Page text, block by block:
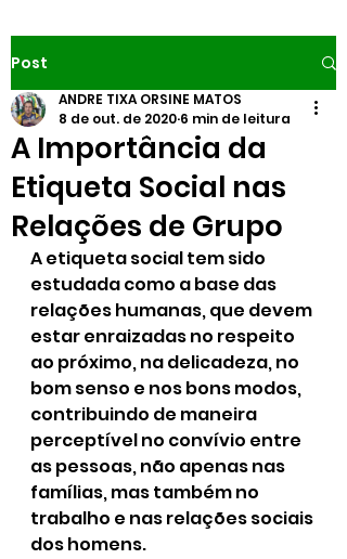
Post
A Importância da
Etiqueta Social nas
Relações de Grupo
ANDRE TIXA ORSINE MATOS
8 de out. de 2020 6 min de leitura
A etiqueta social tem sido
estudada como a base das
relações humanas, que devem
estar enraizadas no respeito
ao próximo, na delicadeza, no
bom senso e nos bons modos,
contribuindo de maneira
perceptível no convívio entre
as pessoas, não apenas nas
famílias, mas também no
trabalho e nas relações sociais
dos homens.